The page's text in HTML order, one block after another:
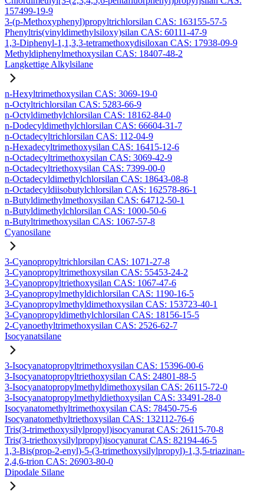
157499-19-9
3-(p-Methoxyphenyl)propyltrichlorsilan CAS: 163155-57-5
Phenyltris(vinyldimethylsiloxy)silan CAS: 60111-47-9
1,3-Diphenyl-1,1,3,3-tetramethoxydisiloxan CAS: 17938-09-9
Methyldiphenylmethoxysilan CAS: 18407-48-2
Langkettige Alkylsilane
n-Hexyltrimethoxysilan CAS: 3069-19-0
n-Octyltrichlorsilan CAS: 5283-66-9
n-Octyldimethylchlorsilan CAS: 18162-84-0
n-Dodecyldimethylchlorsilan CAS: 66604-31-7
n-Octadecyltrichlorsilan CAS: 112-04-9
n-Hexadecyltrimethoxysilan CAS: 16415-12-6
n-Octadecyltrimethoxysilan CAS: 3069-42-9
n-Octadecyltriethoxysilan CAS: 7399-00-0
n-Octadecyldimethylchlorsilan CAS: 18643-08-8
n-Octadecyldiisobutylchlorsilan CAS: 162578-86-1
n-Butyldimethylmethoxysilan CAS: 64712-50-1
n-Butyldimethylchlorsilan CAS: 1000-50-6
n-Butyltrimethoxysilan CAS: 1067-57-8
Cyanosilane
3-Cyanopropyltrichlorsilan CAS: 1071-27-8
3-Cyanopropyltrimethoxysilan CAS: 55453-24-2
3-Cyanopropyltriethoxysilan CAS: 1067-47-6
3-Cyanopropylmethyldichlorsilan CAS: 1190-16-5
3-Cyanopropylmethyldimethoxysilan CAS: 153723-40-1
3-Cyanopropyldimethylchlorsilan CAS: 18156-15-5
2-Cyanoethyltrimethoxysilan CAS: 2526-62-7
Isocyanatsilane
3-Isocyanatopropyltrimethoxysilan CAS: 15396-00-6
3-Isocyanatopropyltriethoxysilan CAS: 24801-88-5
3-Isocyanatopropylmethyldimethoxysilan CAS: 26115-72-0
3-Isocyanatopropylmethyldiethoxysilan CAS: 33491-28-0
Isocyanatomethyltrimethoxysilan CAS: 78450-75-6
Isocyanatomethyltriethoxysilan CAS: 132112-76-6
Tris(3-trimethoxysilylpropyl)isocyanurat CAS: 26115-70-8
Tris(3-triethoxysilylpropyl)isocyanurat CAS: 82194-46-5
1,3-Bis(prop-2-enyl)-5-(3-trimethoxysilylpropyl)-1,3,5-triazinan-
2,4,6-trion CAS: 26903-80-0
Dipodale Silane